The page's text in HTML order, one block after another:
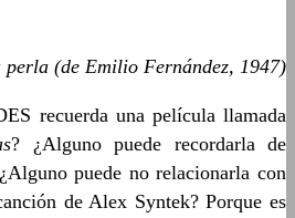
perla (de Emilio Fernández, 1947)
recuerda una película llamada
? ¿Alguno puede recordarla de
puede no relacionarla con
de Alex Syntek? Porque es